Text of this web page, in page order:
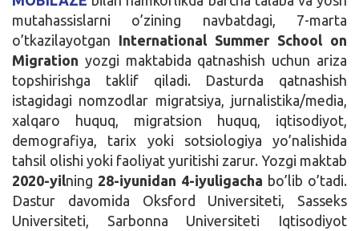
mutahassislarni o’zining navbatdagi, 7-marta
o’tkazilayotgan International Summer School on
Migration yozgi maktabida qatnashish uchun ariza
topshirishga taklif qiladi. Dasturda qatnashish
istagidagi nomzodlar migratsiya, jurnalistika/media,
xalqaro huquq, migratsion huquq, iqtisodiyot,
demografiya, tarix yoki sotsiologiya yo’nalishida
tahsil olishi yoki faoliyat yuritishi zarur. Yozgi maktab
2020-yilning 28-iyunidan 4-iyuligacha bo’lib o’tadi.
Dastur davomida Oksford Universiteti, Sasseks
Universiteti, Sarbonna Universiteti Iqtisodiyot